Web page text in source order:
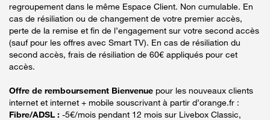
regroupement dans le même Espace Client. Non cumulable. En
cas de résiliation ou de changement de votre premier accès,
perte de la remise et fin de l’engagement sur votre second accès
(sauf pour les offres avec Smart TV). En cas de résiliation du
second accès, frais de résiliation de 60€ appliqués pour cet
accès.
Offre de remboursement Bienvenue pour les nouveaux clients
internet et internet + mobile souscrivant à partir d’orange.fr :
Fibre/ADSL : -5€/mois pendant 12 mois sur Livebox Classic,